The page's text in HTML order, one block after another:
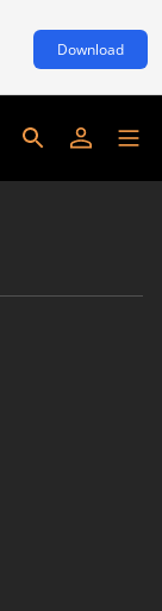
Download